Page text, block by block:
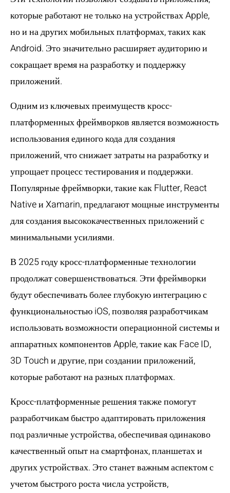
которые работают не только на устройствах Apple,
но и на других мобильных платформах, таких как
Android. Это значительно расширяет аудиторию и
сокращает время на разработку и поддержку
приложений.
Одним из ключевых преимуществ кросс-
платформенных фреймворков является возможность
использования единого кода для создания
приложений, что снижает затраты на разработку и
упрощает процесс тестирования и поддержки.
Популярные фреймворки, такие как Flutter, React
Native и Xamarin, предлагают мощные инструменты
для создания высококачественных приложений с
минимальными усилиями.
В 2025 году кросс-платформенные технологии
продолжат совершенствоваться. Эти фреймворки
будут обеспечивать более глубокую интеграцию с
функциональностью iOS, позволяя разработчикам
использовать возможности операционной системы и
аппаратных компонентов Apple, такие как Face ID,
3D Touch и другие, при создании приложений,
которые работают на разных платформах.
Кросс-платформенные решения также помогут
разработчикам быстро адаптировать приложения
под различные устройства, обеспечивая одинаково
качественный опыт на смартфонах, планшетах и
других устройствах. Это станет важным аспектом с
учетом быстрого роста числа устройств,